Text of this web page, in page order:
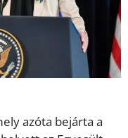
azóta bejárta a